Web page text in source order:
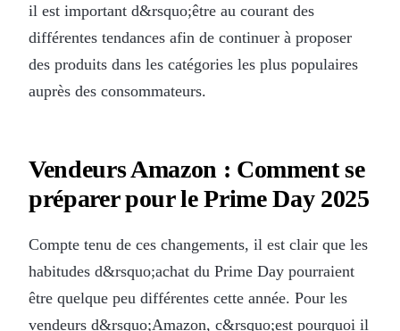
il est important d&rsquo;être au courant des
différentes tendances afin de continuer à proposer
des produits dans les catégories les plus populaires
auprès des consommateurs.
Vendeurs Amazon : Comment se
préparer pour le Prime Day 2025
Compte tenu de ces changements, il est clair que les
habitudes d&rsquo;achat du Prime Day pourraient
être quelque peu différentes cette année. Pour les
vendeurs d&rsquo;Amazon, c&rsquo;est pourquoi il